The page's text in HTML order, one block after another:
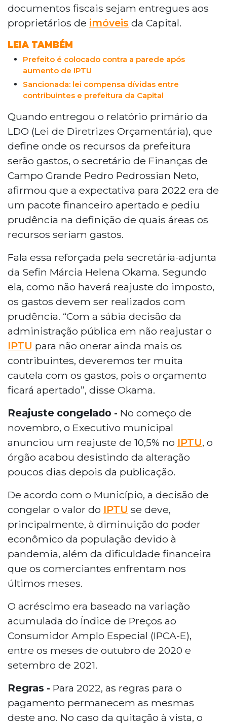
documentos fiscais sejam entregues aos
proprietários de imóveis da Capital.
LEIA TAMBÉM
Prefeito é colocado contra a parede após
aumento de IPTU
Sancionada: lei compensa dívidas entre
contribuintes e prefeitura da Capital
Quando entregou o relatório primário da
LDO (Lei de Diretrizes Orçamentária), que
define onde os recursos da prefeitura
serão gastos, o secretário de Finanças de
Campo Grande Pedro Pedrossian Neto,
afirmou que a expectativa para 2022 era de
um pacote financeiro apertado e pediu
prudência na definição de quais áreas os
recursos seriam gastos.
Fala essa reforçada pela secretária-adjunta
da Sefin Márcia Helena Okama. Segundo
ela, como não haverá reajuste do imposto,
os gastos devem ser realizados com
prudência. “Com a sábia decisão da
administração pública em não reajustar o
IPTU para não onerar ainda mais os
contribuintes, deveremos ter muita
cautela com os gastos, pois o orçamento
ficará apertado”, disse Okama.
Reajuste congelado - No começo de
novembro, o Executivo municipal
anunciou um reajuste de 10,5% no IPTU, o
órgão acabou desistindo da alteração
poucos dias depois da publicação.
De acordo com o Município, a decisão de
congelar o valor do IPTU se deve,
principalmente, à diminuição do poder
econômico da população devido à
pandemia, além da dificuldade financeira
que os comerciantes enfrentam nos
últimos meses.
O acréscimo era baseado na variação
acumulada do Índice de Preços ao
Consumidor Amplo Especial (IPCA-E),
entre os meses de outubro de 2020 e
setembro de 2021.
Regras - Para 2022, as regras para o
pagamento permanecem as mesmas
deste ano. No caso da quitação à vista, o